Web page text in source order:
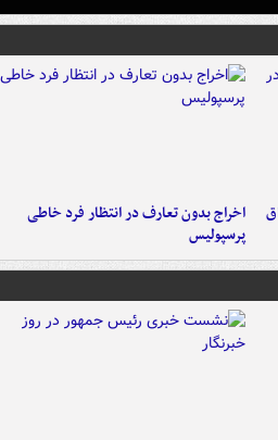
اخراج بدون تعارف در انتظار فرد خاطی
پرسپولیس